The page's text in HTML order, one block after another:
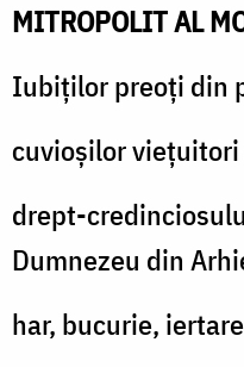
MITROPOLIT AL
Iubiţilor preoţi din
cuvioşilor
drept-
Dumnezeu din
har, bucurie,